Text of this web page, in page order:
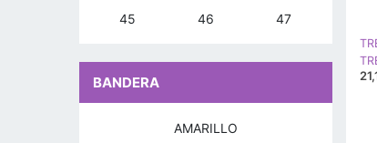
45 46 47
BANDERA
AMARILLO